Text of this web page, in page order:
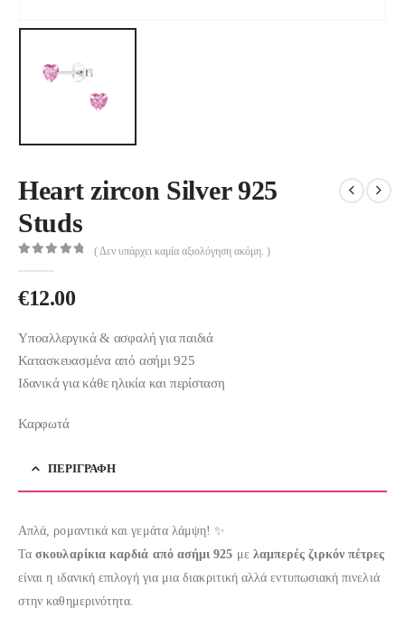
Heart zircon Silver 925
Studs
( Δεν υπάρχει καμία αξιολόγηση ακόμη. )
€12.00
Υποαλλεργικά & ασφαλή για παιδιά
Κατασκευασμένα από ασήμι 925
Ιδανικά για κάθε ηλικία και περίσταση
Καρφωτά
ΠΕΡΙΓΡΑΦΉ
Απλά, ρομαντικά και γεμάτα λάμψη! ✨
Τασκουλαρίκια καρδιά από ασήμι 925 με λαμπερές ζιρκόν πέτρες
είναι η ιδανική επιλογή για μια διακριτική αλλά εντυπωσιακή πινελιά
στην καθημερινότητα.